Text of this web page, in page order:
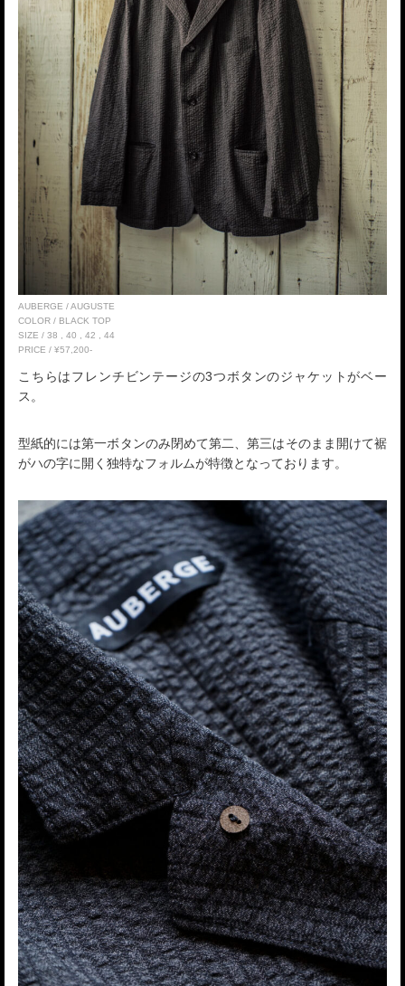
AUBERGE / AUGUSTE
COLOR / BLACK TOP
SIZE / 38 , 40 , 42 , 44
PRICE / ¥57,200-
こちらはフレンチビンテージの3つボタンのジャケットがベー
ス。
型紙的には第一ボタンのみ閉めて第二、第三はそのまま開けて裾
がハの字に開く独特なフォルムが特徴となっております。